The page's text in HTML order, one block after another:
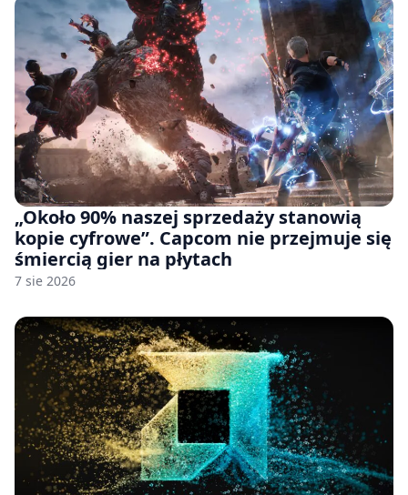
„Około 90% naszej sprzedaży stanowią
kopie cyfrowe”. Capcom nie przejmuje się
śmiercią gier na płytach
7 sie 2026